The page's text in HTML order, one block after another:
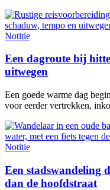
Notitie
Een dagroute bij
uitwegen
Een goede warme dag
voor eerder vertrekken,
Notitie
Een stadswandeling
dan de hoofdstraat